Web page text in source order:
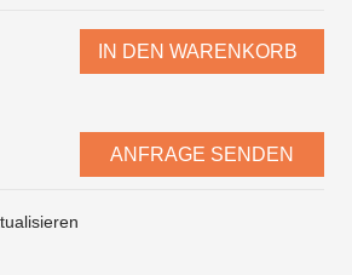
IN DEN WARENKORB
ANFRAGE SENDEN